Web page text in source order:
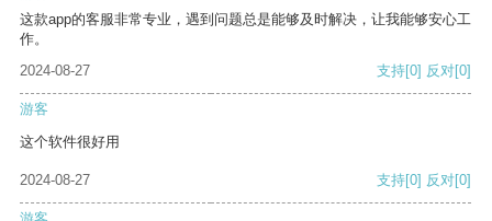
这款app的客服非常专业，遇到问题总是能够及时解决，让我能够安心工
作。
2024-08-27
支持[0] 反对[0]
游客
这个软件很好用
2024-08-27 支持[0] 反对[0]